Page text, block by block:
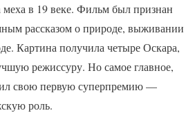
в 19 веке. Фильм был признан
рассказом о природе, выживании
Картина получила четыре Оскара,
режиссуру. Но самое главное,
свою первую суперпремию —
роль.